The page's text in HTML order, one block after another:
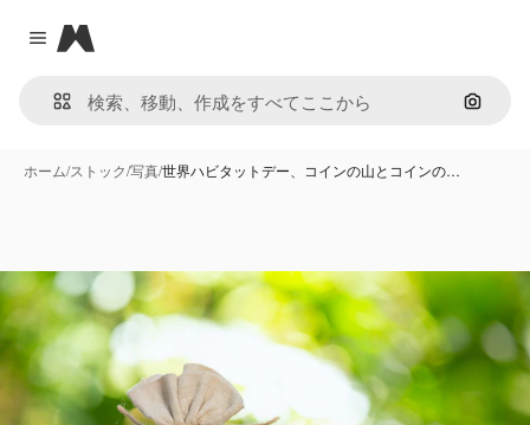
Close menu
Magnific
画像で
ホーム/ストック/写真/世界ハビタットデー、コインの山とコインの…